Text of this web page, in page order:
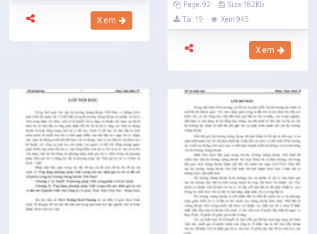
Xem
Page: 92
Size:182Kb
Tải: 19
Xem:945
Xem